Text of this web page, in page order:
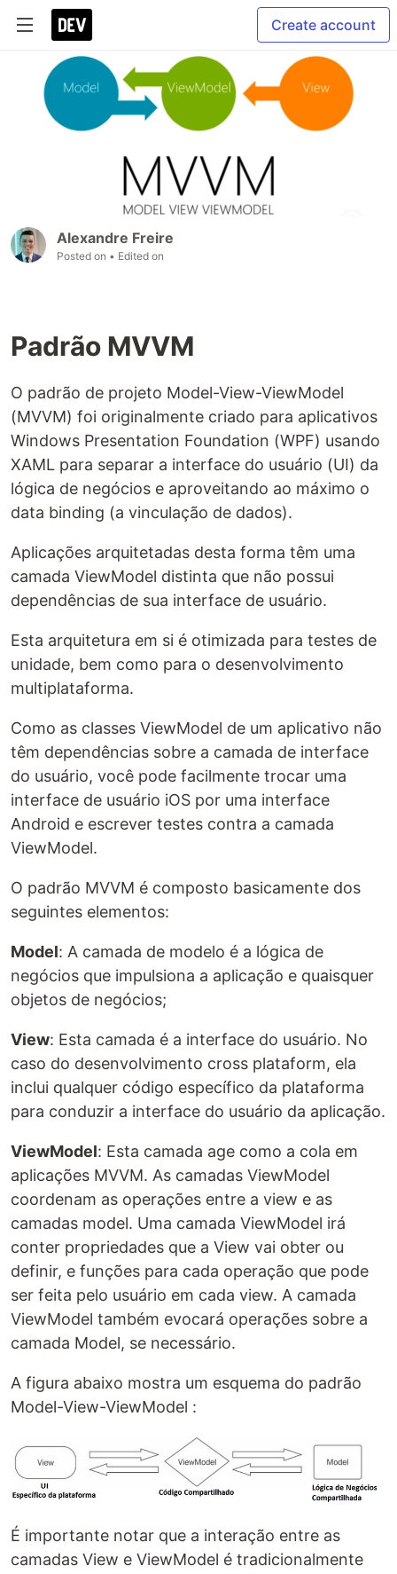
Create account
Alexandre Freire
Posted on • Edited on
Padrão MVVM
O padrão de projeto Model-View-ViewModel
(MVVM) foi originalmente criado para aplicativos
Windows Presentation Foundation (WPF) usando
XAML para separar a interface do usuário (UI) da
lógica de negócios e aproveitando ao máximo o
data binding (a vinculação de dados).
Aplicações arquitetadas desta forma têm uma
camada ViewModel distinta que não possui
dependências de sua interface de usuário.
Esta arquitetura em si é otimizada para testes de
unidade, bem como para o desenvolvimento
multiplataforma.
Como as classes ViewModel de um aplicativo não
têm dependências sobre a camada de interface
do usuário, você pode facilmente trocar uma
interface de usuário iOS por uma interface
Android e escrever testes contra a camada
ViewModel.
O padrão MVVM é composto basicamente dos
seguintes elementos:
Model: A camada de modelo é a lógica de
negócios que impulsiona a aplicação e quaisquer
objetos de negócios;
View: Esta camada é a interface do usuário. No
caso do desenvolvimento cross plataform, ela
inclui qualquer código específico da plataforma
para conduzir a interface do usuário da aplicação.
ViewModel: Esta camada age como a cola em
aplicações MVVM. As camadas ViewModel
coordenam as operações entre a view e as
camadas model. Uma camada ViewModel irá
conter propriedades que a View vai obter ou
definir, e funções para cada operação que pode
ser feita pelo usuário em cada view. A camada
ViewModel também evocará operações sobre a
camada Model, se necessário.
A figura abaixo mostra um esquema do padrão
Model-View-ViewModel :
É importante notar que a interação entre as
camadas View e ViewModel é tradicionalmente